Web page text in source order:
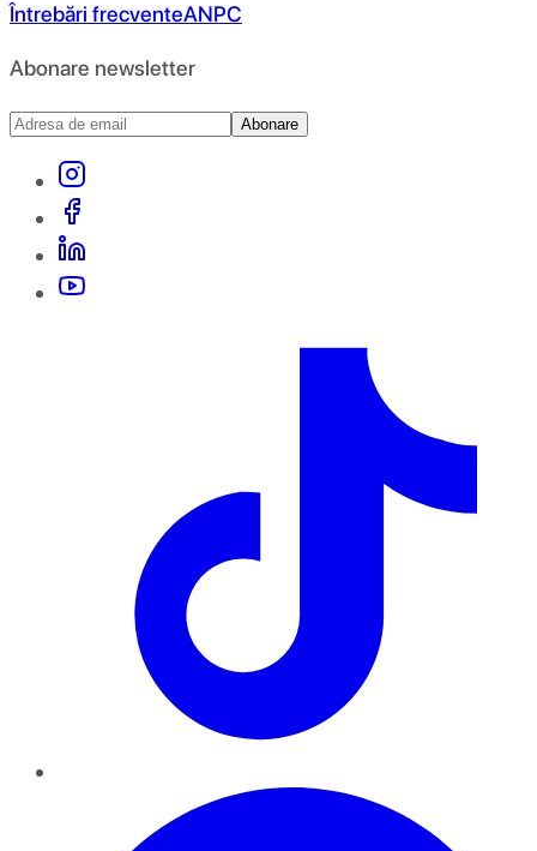
Întrebări frecventeANPC
Abonare newsletter
Abonare